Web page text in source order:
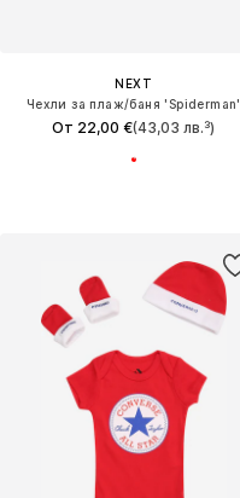
NEXT
Чехли за плаж/баня 'Spiderman'
От 22,00 €(43,03 лв.³)